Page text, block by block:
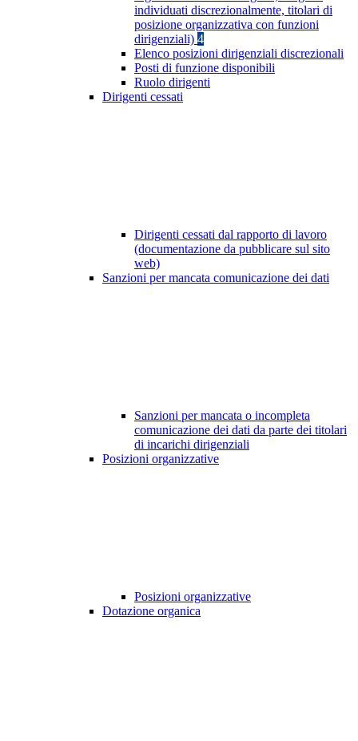
individuati discrezionalmente, titolari di
posizione organizzativa con funzioni
dirigenziali) 4
Elenco posizioni dirigenziali discrezionali
Posti di funzione disponibili
Ruolo dirigenti
Dirigenti cessati
Dirigenti cessati dal rapporto di lavoro
(documentazione da pubblicare sul sito
web)
Sanzioni per mancata comunicazione dei dati
Sanzioni per mancata o incompleta
comunicazione dei dati da parte dei titolari
di incarichi dirigenziali
Posizioni organizzative
Posizioni organizzative
Dotazione organica